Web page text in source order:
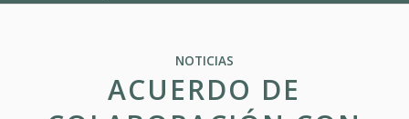
NOTICIAS
ACUERDO DE